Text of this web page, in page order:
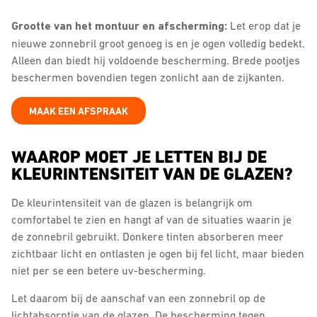
Grootte van het montuur en afscherming: Let erop dat je
nieuwe zonnebril groot genoeg is en je ogen volledig bedekt.
Alleen dan biedt hij voldoende bescherming. Brede pootjes
beschermen bovendien tegen zonlicht aan de zijkanten.
MAAK EEN AFSPRAAK
WAAROP MOET JE LETTEN BIJ DE
KLEURINTENSITEIT VAN DE GLAZEN?
De kleurintensiteit van de glazen is belangrijk om
comfortabel te zien en hangt af van de situaties waarin je
de zonnebril gebruikt. Donkere tinten absorberen meer
zichtbaar licht en ontlasten je ogen bij fel licht, maar bieden
niet per se een betere uv-bescherming.
Let daarom bij de aanschaf van een zonnebril op de